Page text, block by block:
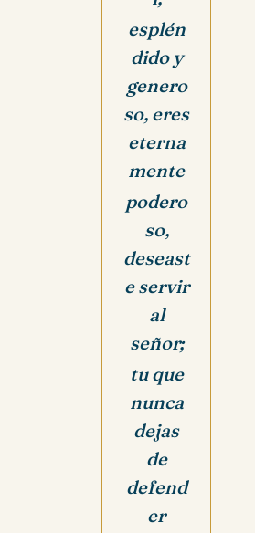
esplén
dido y
genero
so, eres
eterna
mente
podero
so,
deseast
e servir
al
señor;
tu que
nunca
dejas
de
defend
er